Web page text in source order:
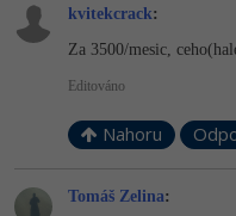
kvitekcrack:
Za 3500/mesic,
Editováno
Nahoru
Tomáš Zelina: